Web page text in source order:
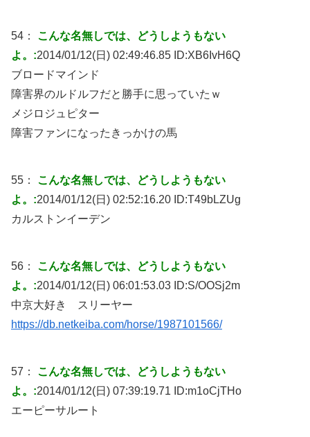
54： こんな名無しでは、どうしようもない
よ。:2014/01/12(日) 02:49:46.85 ID:XB6IvH6Q
ブロードマインド
障害界のルドルフだと勝手に思っていたｗ
メジロジュピター
障害ファンになったきっかけの馬
55： こんな名無しでは、どうしようもない
よ。:2014/01/12(日) 02:52:16.20 ID:T49bLZUg
カルストンイーデン
56： こんな名無しでは、どうしようもない
よ。:2014/01/12(日) 06:01:53.03 ID:S/OOSj2m
中京大好き スリーヤー
https://db.netkeiba.com/horse/1987101566/
57： こんな名無しでは、どうしようもない
よ。:2014/01/12(日) 07:39:19.71 ID:m1oCjTHo
エーピーサルート